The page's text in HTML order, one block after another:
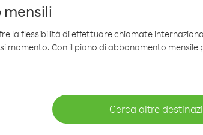
la flessibilità di effettuare chiamate
momento. Con il piano di abbonamento
Cerca altre